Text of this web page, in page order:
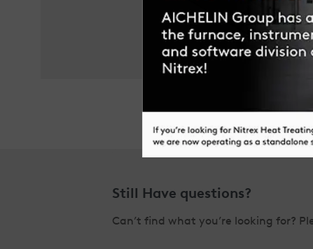
Still Have questions?
Can’t find what you’re looking for?